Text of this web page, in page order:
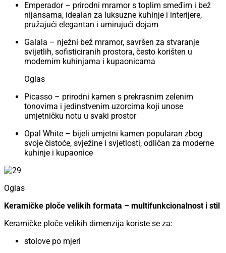
Emperador – prirodni mramor s toplim smeđim i bež
nijansama, idealan za luksuzne kuhinje i interijere,
pružajući elegantan i umirujući dojam
Galala – nježni bež mramor, savršen za stvaranje
svijetlih, sofisticiranih prostora, često korišten u
modernim kuhinjama i kupaonicama
Oglas
Picasso – prirodni kamen s prekrasnim zelenim
tonovima i jedinstvenim uzorcima koji unose
umjetničku notu u svaki prostor
Opal White – bijeli umjetni kamen popularan zbog
svoje čistoće, svježine i svjetlosti, odličan za moderne
kuhinje i kupaonice
Oglas
Keramičke ploče velikih formata – multifunkcionalnost i stil
Keramičke ploče velikih dimenzija koriste se za:
stolove po mjeri